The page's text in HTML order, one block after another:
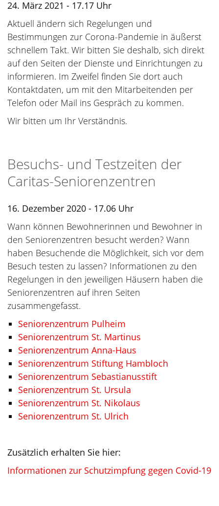
24. März 2021 - 17.17 Uhr
Aktuell ändern sich Regelungen und
Bestimmungen zur Corona-Pandemie in äußerst
schnellem Takt. Wir bitten Sie deshalb, sich direkt
auf den Seiten der Dienste und Einrichtungen zu
informieren. Im Zweifel finden Sie dort auch
Kontaktdaten, um mit den Mitarbeitenden per
Telefon oder Mail ins Gespräch zu kommen.
Wir bitten um Ihr Verständnis.
Besuchs- und Testzeiten der
Caritas-Seniorenzentren
16. Dezember 2020 - 17.06 Uhr
Wann können Bewohnerinnen und Bewohner in
den Seniorenzentren besucht werden? Wann
haben Besuchende die Möglichkeit, sich vor dem
Besuch testen zu lassen? Informationen zu den
Regelungen in den jeweiligen Häusern haben die
Seniorenzentren auf ihren Seiten
zusammengefasst.
Seniorenzentrum Pulheim
Seniorenzentrum St. Martinus
Seniorenzentrum Anna-Haus
Seniorenzentrum Stiftung Hambloch
Seniorenzentrum Sebastianusstift
Seniorenzentrum St. Ursula
Seniorenzentrum St. Nikolaus
Seniorenzentrum St. Ulrich
Zusätzlich erhalten Sie hier:
Informationen zur Schutzimpfung gegen Covid-19